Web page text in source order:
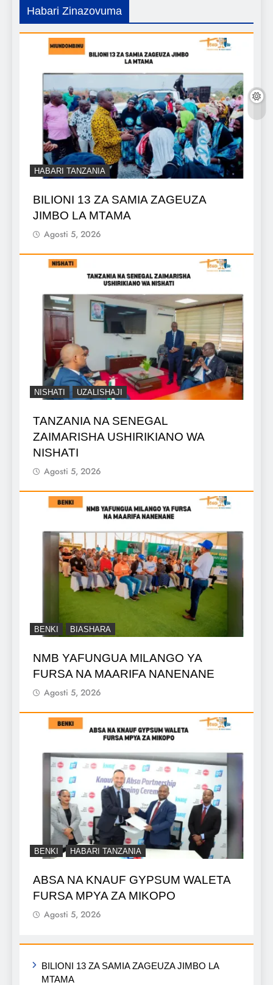
Habari Zinazovuma
HABARI TANZANIA
BILIONI 13 ZA SAMIA ZAGEUZA
JIMBO LA MTAMA
Agosti 5, 2026
NISHATI UZALISHAJI
TANZANIA NA SENEGAL
ZAIMARISHA USHIRIKIANO WA
NISHATI
Agosti 5, 2026
BENKI BIASHARA
NMB YAFUNGUA MILANGO YA
FURSA NA MAARIFA NANENANE
Agosti 5, 2026
BENKI HABARI TANZANIA
ABSA NA KNAUF GYPSUM WALETA
FURSA MPYA ZA MIKOPO
Agosti 5, 2026
BILIONI 13 ZA SAMIA ZAGEUZA JIMBO LA
MTAMA